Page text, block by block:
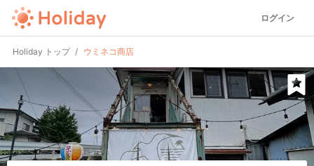
ログイン
Holiday トップ ウミネコ商店